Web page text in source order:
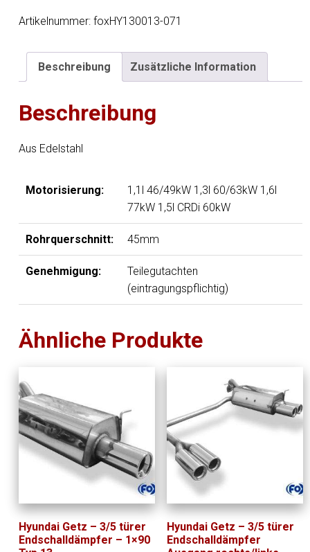
Endschalldämpfer
rechts/links
Typ
13
Artikelnummer:foxHY130013-071
Beschreibung Zusätzliche Information
Beschreibung
Aus Edelstahl
Motorisierung:
1,1l 46/49kW 1,3l 60/63kW 1,6l
77kW 1,5l CRDi 60kW
Rohrquerschnitt: 45mm
Genehmigung:
Teilegutachten
(eintragungspflichtig)
Ähnliche Produkte
Hyundai Getz – 3/5 türer
Endschalldämpfer – 1×90
Hyundai Getz – 3/5 türer
Endschalldämpfer